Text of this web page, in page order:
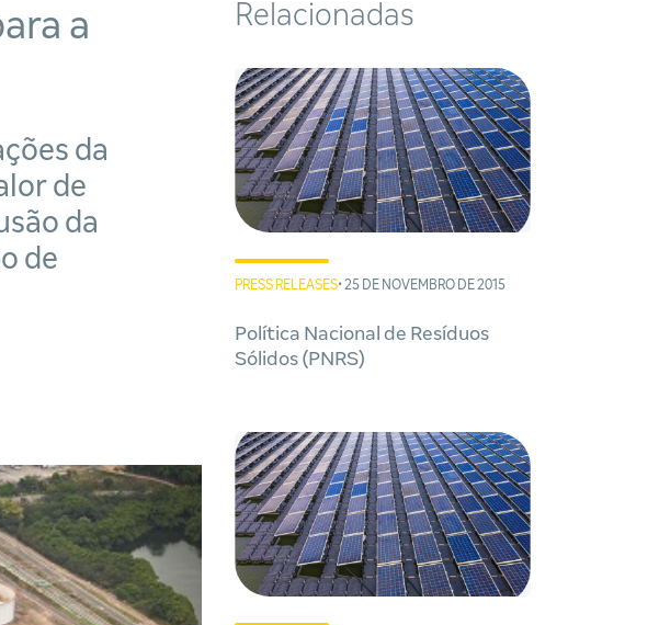
a
da
de
da
de
Relacionadas
PRESS RELEASES• 25 DE NOVEMBRO DE 2015
Política Nacional de Resíduos
Sólidos (PNRS)